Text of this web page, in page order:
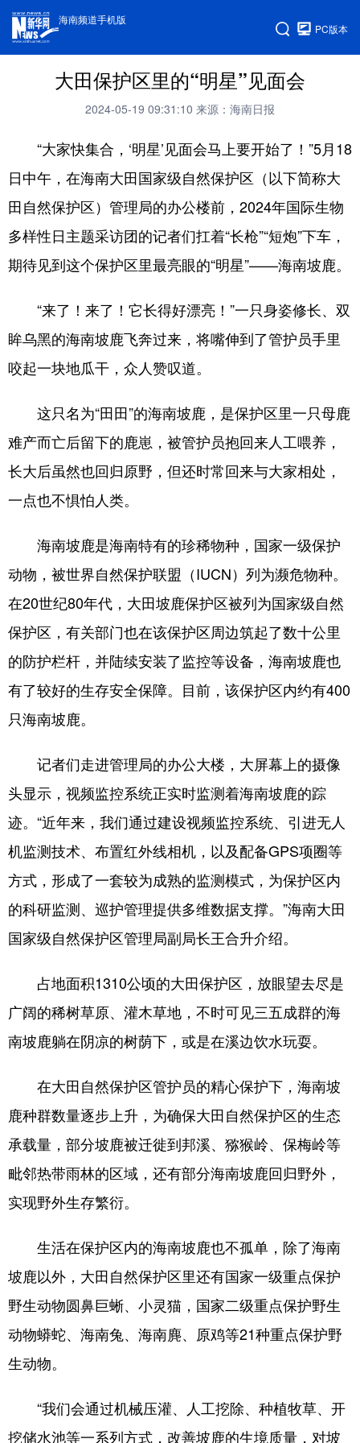
海南频道手机版
PC版本
大田保护区里的“明星”见面会
2024-05-19 09:31:10 来源：海南日报
“大家快集合，‘明星’见面会马上要开始了！”5月18
日中午，在海南大田国家级自然保护区（以下简称大
田自然保护区）管理局的办公楼前，2024年国际生物
多样性日主题采访团的记者们扛着“长枪”“短炮”下车，
期待见到这个保护区里最亮眼的“明星”——海南坡鹿。
“来了！来了！它长得好漂亮！”一只身姿修长、双
眸乌黑的海南坡鹿飞奔过来，将嘴伸到了管护员手里
咬起一块地瓜干，众人赞叹道。
这只名为“田田”的海南坡鹿，是保护区里一只母鹿
难产而亡后留下的鹿崽，被管护员抱回来人工喂养，
长大后虽然也回归原野，但还时常回来与大家相处，
一点也不惧怕人类。
海南坡鹿是海南特有的珍稀物种，国家一级保护
动物，被世界自然保护联盟（IUCN）列为濒危物种。
在20世纪80年代，大田坡鹿保护区被列为国家级自然
保护区，有关部门也在该保护区周边筑起了数十公里
的防护栏杆，并陆续安装了监控等设备，海南坡鹿也
有了较好的生存安全保障。目前，该保护区内约有400
只海南坡鹿。
记者们走进管理局的办公大楼，大屏幕上的摄像
头显示，视频监控系统正实时监测着海南坡鹿的踪
迹。“近年来，我们通过建设视频监控系统、引进无人
机监测技术、布置红外线相机，以及配备GPS项圈等
方式，形成了一套较为成熟的监测模式，为保护区内
的科研监测、巡护管理提供多维数据支撑。”海南大田
国家级自然保护区管理局副局长王合升介绍。
占地面积1310公顷的大田保护区，放眼望去尽是
广阔的稀树草原、灌木草地，不时可见三五成群的海
南坡鹿躺在阴凉的树荫下，或是在溪边饮水玩耍。
在大田自然保护区管护员的精心保护下，海南坡
鹿种群数量逐步上升，为确保大田自然保护区的生态
承载量，部分坡鹿被迁徙到邦溪、猕猴岭、保梅岭等
毗邻热带雨林的区域，还有部分海南坡鹿回归野外，
实现野外生存繁衍。
生活在保护区内的海南坡鹿也不孤单，除了海南
坡鹿以外，大田自然保护区里还有国家一级重点保护
野生动物圆鼻巨蜥、小灵猫，国家二级重点保护野生
动物蟒蛇、海南兔、海南麂、原鸡等21种重点保护野
生动物。
“我们会通过机械压灌、人工挖除、种植牧草、开
挖储水池等一系列方式，改善坡鹿的生境质量，对坡